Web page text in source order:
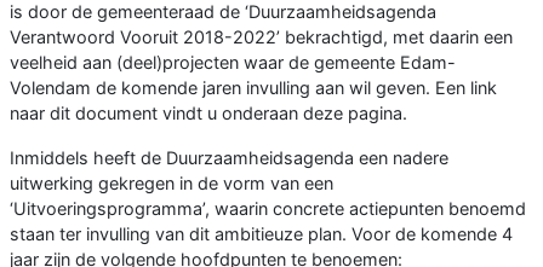
is door de gemeenteraad de ‘Duurzaamheidsagenda
Verantwoord Vooruit 2018-2022’ bekrachtigd, met daarin een
veelheid aan (deel)projecten waar de gemeente Edam-
Volendam de komende jaren invulling aan wil geven. Een link
naar dit document vindt u onderaan deze pagina.
Inmiddels heeft de Duurzaamheidsagenda een nadere
uitwerking gekregen in de vorm van een
‘Uitvoeringsprogramma’, waarin concrete actiepunten benoemd
staan ter invulling van dit ambitieuze plan. Voor de komende 4
jaar zijn de volgende hoofdpunten te benoemen: